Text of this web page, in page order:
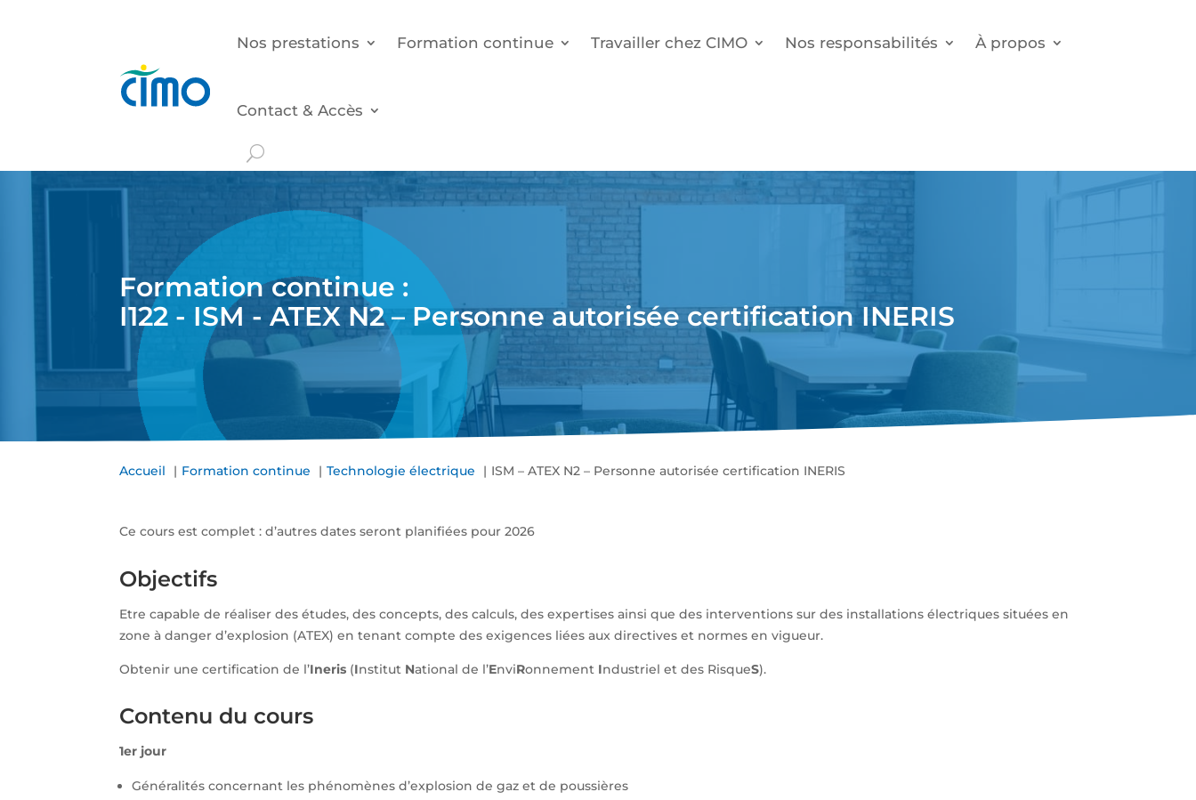
Nos prestations Formation continue Travailler chez CIMO Nos responsabilités À propos
Contact & Accès
Formation continue :
I122 - ISM - ATEX N2 – Personne autorisée certification INERIS
Accueil Formation continue Technologie électrique ISM – ATEX N2 – Personne autorisée certification INERIS
Ce cours est complet : d’autres dates seront planifiées pour 2026
Objectifs
Etre capable de réaliser des études, des concepts, des calculs, des expertises ainsi que des interventions sur des installations électriques situées en
zone à danger d’explosion (ATEX) en tenant compte des exigences liées aux directives et normes en vigueur.
Obtenir une certification de l’Ineris (Institut National de l’EnviRonnement Industriel et des RisqueS).
Contenu du cours
1er jour
Généralités concernant les phénomènes d’explosion de gaz et de poussières